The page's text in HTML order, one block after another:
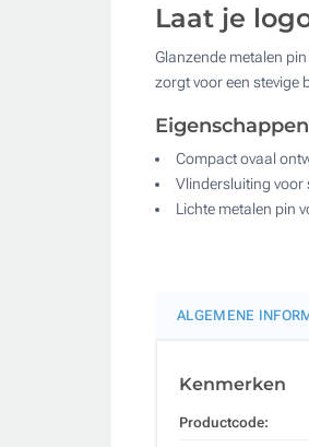
Laat je
Glanzende metalen
zorgt voor een stevige
Eigenschappen
Compact ovaal
Vlindersluiting voor
Lichte metalen pin
ALGEMENE
Kenmerken
Productcode: